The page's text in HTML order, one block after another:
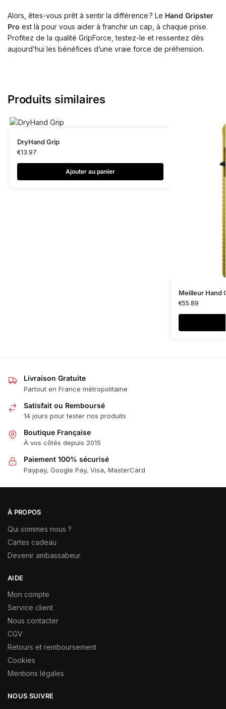
Alors, êtes-vous prêt à sentir la différence ? Le Hand Gripster
Pro est là pour vous aider à franchir un cap, à chaque prise.
Profitez de la qualité GripForce, testez-le et ressentez dès
aujourd’hui les bénéfices d’une vraie force de préhension.
Produits similaires
DryHand Grip
€13.97
Ajouter au panier
Meilleur Hand
€55.89
Livraison Gratuite
Partout en France métropolitaine
Satisfait ou Remboursé
14 jours pour tester nos produits
Boutique Française
À vos côtés depuis 2015
Paiement 100% sécurisé
Paypay, Google Pay, Visa, MasterCard
À PROPOS
Qui sommes nous ?
Cartes cadeau
Devenir ambassabeur
AIDE
Mon compte
Service client
Nous contacter
CGV
Retours et remboursement
Cookies
Mentions légales
NOUS SUIVRE